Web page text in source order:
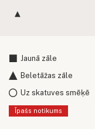
Jaunā zāle
Beletāžas zāle
Uz skatuves smēķē
Īpašs notikums